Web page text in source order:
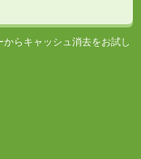
らキャッシュ消去をお試し